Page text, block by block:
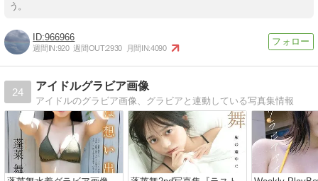
う。
966966
週間IN:920 週間OUT:2930 月間IN:4090
24
アイドルグラビア画像
アイドルのグラビア画像、グラビアと連動している写真集情報